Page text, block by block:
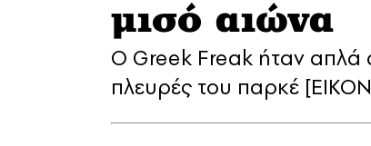
μισό αιώνα
Ο Greek Freak ήταν απλά
πλευρές του παρκέ